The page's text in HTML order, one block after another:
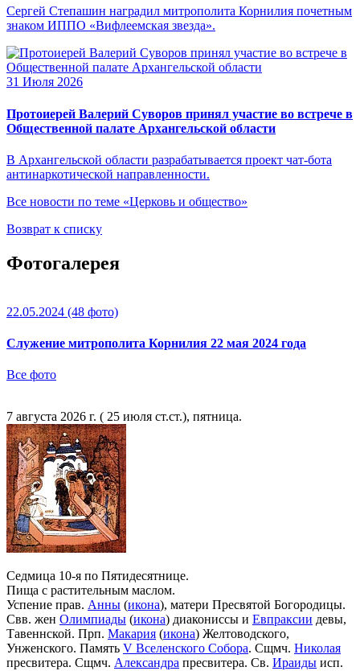
Сергей Степашин наградил митрополита Корнилия почетным
знаком ИППО «Вифлеемская звезда».
31 Июля 2026
Протоиерей Валерий Суворов принял участие во встрече в
Общественной палате Архангельской области
В Архангельской области разрабатывается проект чат-бота
антинаркотической направленности.
Все новости по теме «Церковь и общество»
Возврат к списку
Фотогалерея
22.05.2024 (48 фото)
Служение митрополита Корнилия 22 мая 2024 года
Все фото
7 августа 2026 г. ( 25 июля ст.ст.), пятница.
Седмица 10-я по Пятидесятнице.
Пища с растительным маслом.
Успение прав. Анны (икона), матери Пресвятой Богородицы.
Свв. жен Олимпиады (икона) диакониссы и Евпраксии девы,
Тавеннской. Прп. Макария (икона) Желтоводского,
Унженского. Память V Вселенского Собора. Сщмч. Николая
пресвитера. Сщмч. Александра пресвитера. Св. Ираиды исп.